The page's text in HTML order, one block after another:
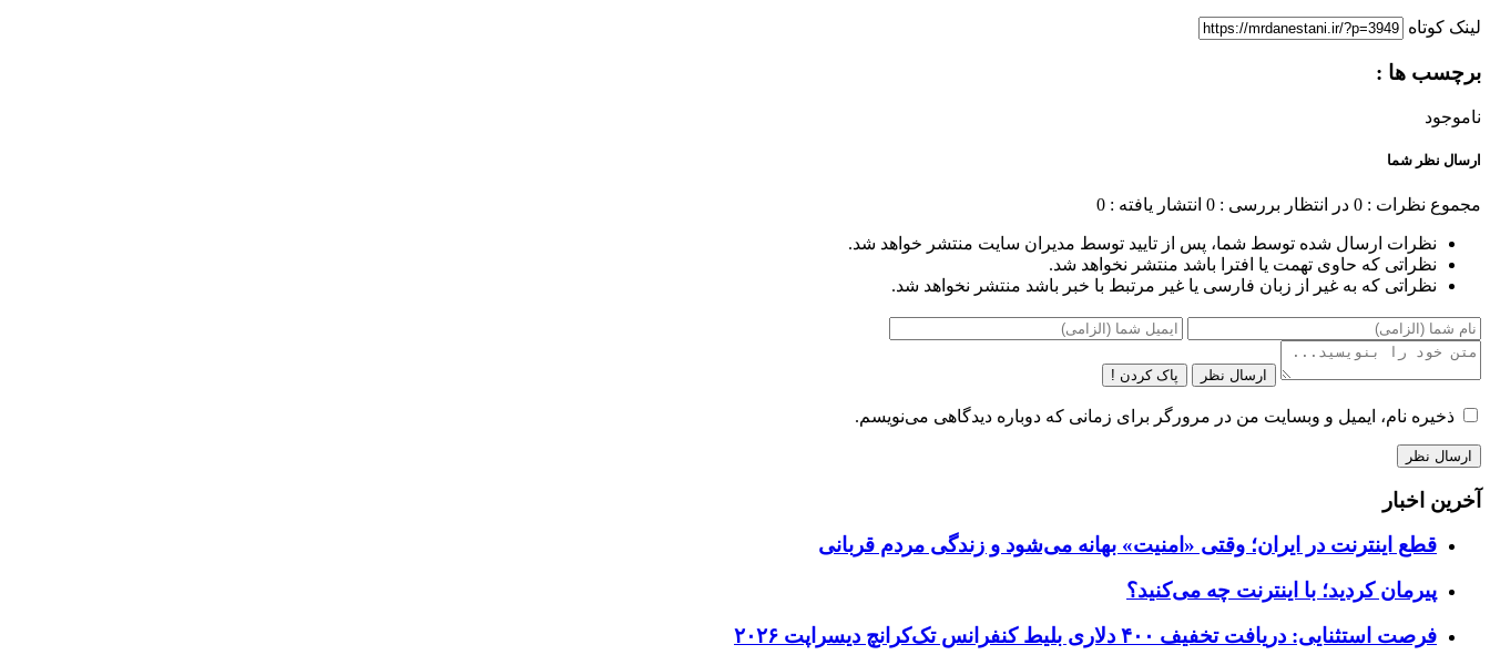
لینک کوتاه
برچسب ها :
ناموجود
ارسال نظر شما
مجموع نظرات : 0 در انتظار بررسی : 0 انتشار یافته : 0
نظرات ارسال شده توسط شما، پس از تایید توسط مدیران سایت منتشر خواهد شد.
نظراتی که حاوی تهمت یا افترا باشد منتشر نخواهد شد.
نظراتی که به غیر از زبان فارسی یا غیر مرتبط با خبر باشد منتشر نخواهد شد.
ارسال نظر پاک کردن !
ذخیره نام، ایمیل و وبسایت من در مرورگر برای زمانی که دوباره دیدگاهی می‌نویسم.
آخرین اخبار
قطع اینترنت در ایران؛ وقتی «امنیت» بهانه می‌شود و زندگی مردم قربانی
پیرمان کردید؛ با اینترنت چه می‌کنید؟
فرصت استثنایی: دریافت تخفیف ۴۰۰ دلاری بلیط کنفرانس تک‌کرانچ دیسراپت ۲۰۲۶